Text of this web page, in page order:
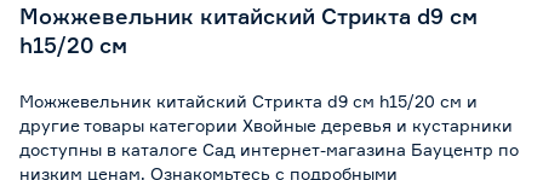
Можжевельник китайский Стрикта d9 см
h15/20 см
Можжевельник китайский Стрикта d9 см h15/20 см и
другие товары категории Хвойные деревья и кустарники
доступны в каталоге Сад интернет-магазина Бауцентр по
низким ценам. Ознакомьтесь с подробными